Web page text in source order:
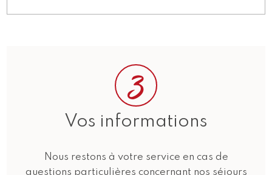
3
Vos informations
Nous restons à votre service en cas de
questions particulières concernant nos séjours